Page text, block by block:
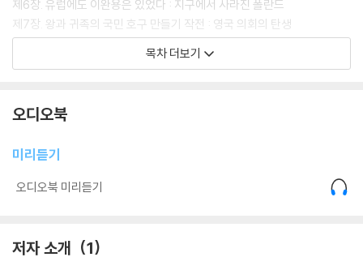
제6장. 유럽에도 이완용은 있었다 : 지구에서 사라진 폴란드
제7장. 왕과 귀족의 국민 호구 만들기 작전 : 영국 의회의 탄생
제8장. 당신들은 원래 위대한 민족이에요 : 핀란드의 독립
제9장. 살기 힘들지? 황제정으로 돌아가자: 나폴레옹의 등장
마치는 글
목차 더보기
오디오북
미리듣기
오디오북 미리듣기
저자 소개 1